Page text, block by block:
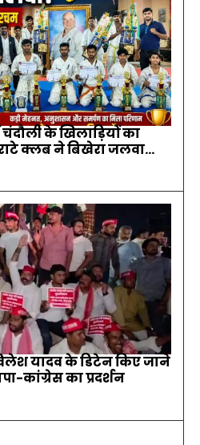
के खिलाड़ियों का
क्लब ने बिखेरा जलवा…
यादव के डिटेन किए जाने
कांग्रेस का प्रदर्शन